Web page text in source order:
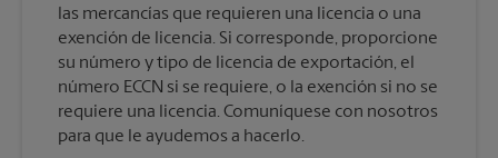
las mercancías que requieren una licencia o una
exención de licencia. Si corresponde, proporcione
su número y tipo de licencia de exportación, el
número ECCN si se requiere, o la exención si no se
requiere una licencia. Comuníquese con nosotros
para que le ayudemos a hacerlo.